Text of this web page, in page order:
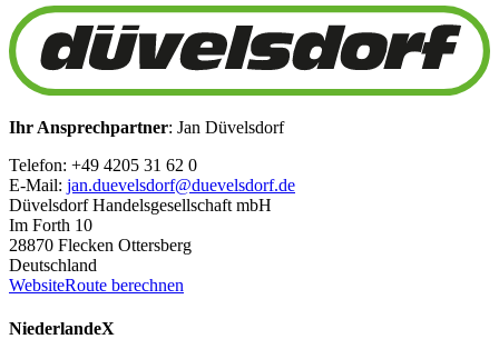
Ihr Ansprechpartner: Jan Düvelsdorf
Telefon: +49 4205 31 62 0
E-Mail: jan.duevelsdorf@duevelsdorf.de
Düvelsdorf Handelsgesellschaft mbH
Im Forth 10
28870 Flecken Ottersberg
Deutschland
WebsiteRoute berechnen
NiederlandeX